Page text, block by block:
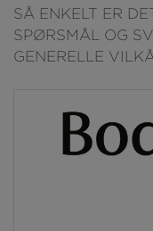
SÅ ENKELT ER
SPØRSMÅL OG
GENERELLE